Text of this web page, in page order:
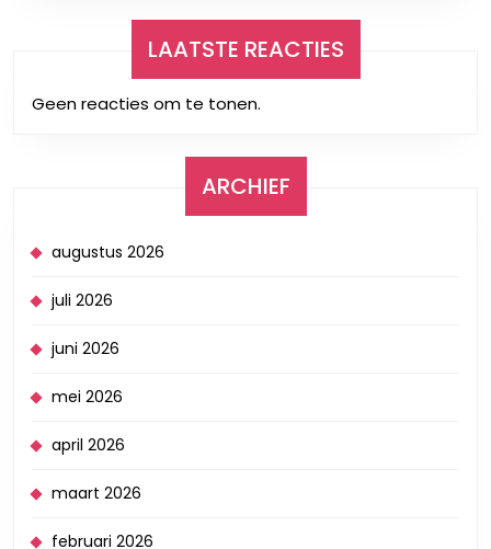
LAATSTE REACTIES
Geen reacties om te tonen.
ARCHIEF
augustus 2026
juli 2026
juni 2026
mei 2026
april 2026
maart 2026
februari 2026